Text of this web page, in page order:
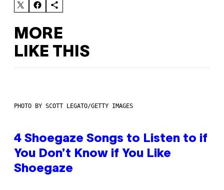
MORE
LIKE THIS
PHOTO BY SCOTT LEGATO/GETTY IMAGES
4 Shoegaze Songs to Listen to if
You Don’t Know if You Like
Shoegaze